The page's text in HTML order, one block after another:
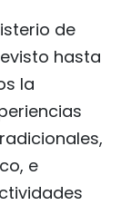
de
hasta
la
e